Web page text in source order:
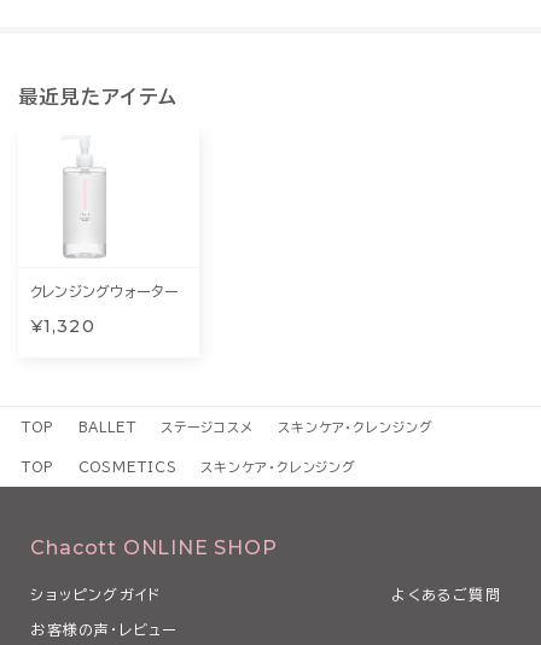
最近見たアイテム
クレンジングウォーター
¥1,320
TOP BALLET ステージコスメ スキンケア・クレンジング
TOP COSMETICS スキンケア・クレンジング
Chacott ONLINE SHOP
ショッピングガイド よくあるご質問
お客様の声・レビュー